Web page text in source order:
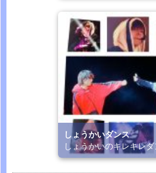
しょうかいダンス
しょうかいのキレキレ